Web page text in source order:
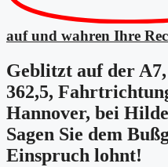
auf und wahren Ihre
Geblitzt auf der
362,5,
Hannover, bei
Sagen Sie dem
Einspruch lohnt!